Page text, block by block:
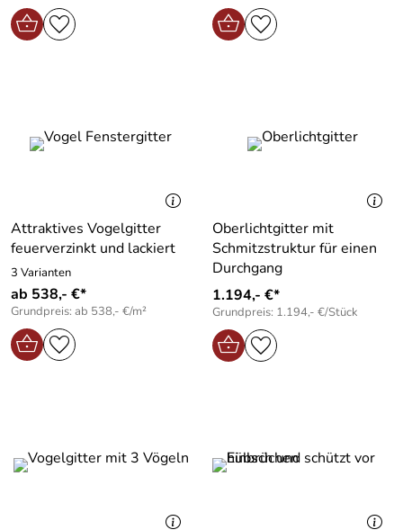
Attraktives Vogelgitter
feuerverzinkt und lackiert
3 Varianten
ab 538,- €*
Grundpreis: ab 538,- €/m²
Oberlichtgitter mit
Schmitzstruktur für einen
Durchgang
1.194,- €*
Grundpreis: 1.194,- €/Stück